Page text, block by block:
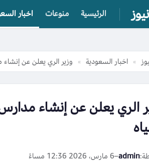
الرئيسية منوعات اخبار
» اخبار السعودية » وزير الري يعلن عن
الري يعلن عن إنشاء
admin
–6 مارس، 2026 12:36 مساءً